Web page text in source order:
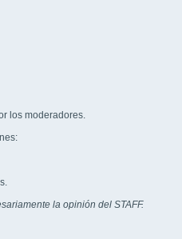
los moderadores.
la opinión del STAFF.